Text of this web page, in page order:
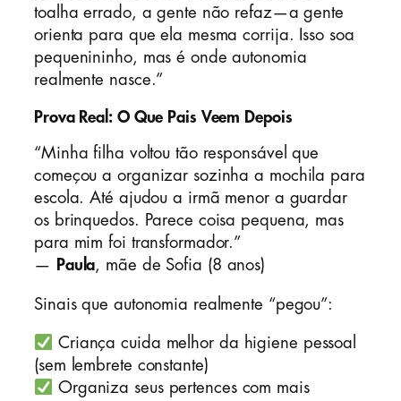
toalha errado, a gente não refaz—a gente
orienta para que ela mesma corrija. Isso soa
pequenininho, mas é onde autonomia
realmente nasce.”
Prova Real: O Que Pais Veem Depois
“Minha filha voltou tão responsável que
começou a organizar sozinha a mochila para
escola. Até ajudou a irmã menor a guardar
os brinquedos. Parece coisa pequena, mas
para mim foi transformador.”
—
Paula, mãe de Sofia (8 anos)
Sinais que autonomia realmente “pegou”:
Criança cuida melhor da higiene pessoal
(sem lembrete constante)
Organiza seus pertences com mais